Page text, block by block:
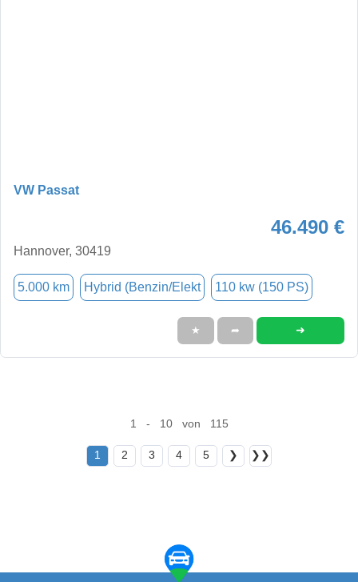
VW Passat
46.490 €
Hannover, 30419
5.000 km Hybrid (Benzin/Elekt 110 kw (150 PS)
★ ➦ ➜
1 - 10 von 115
1 2 3 4 5 ❯ ❯❯